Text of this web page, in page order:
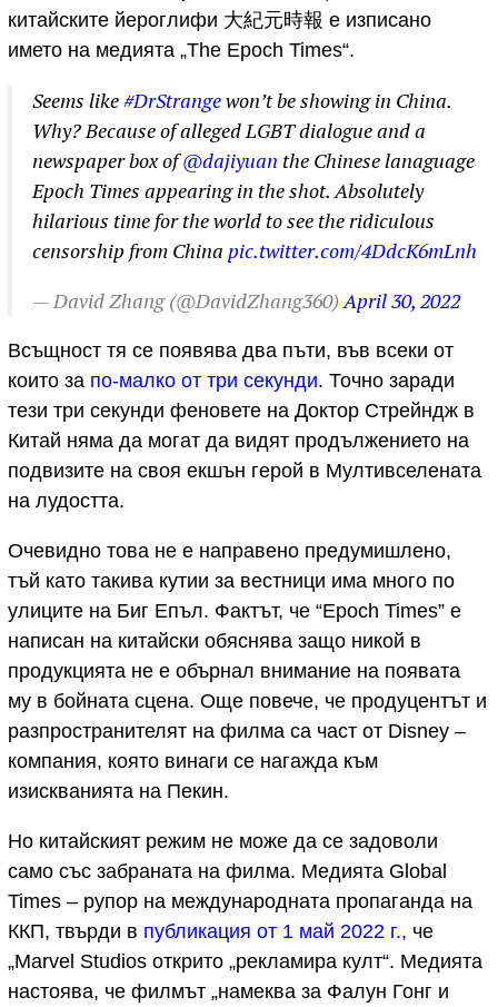
китайските йероглифи 大紀元時報 е изписано
името на медията „The Epoch Times“.
Seems like#DrStrangewon’t be showing in China.
Why? Because of alleged LGBT dialogue and a
newspaper box of@dajiyuan the Chinese lanaguage
Epoch Times appearing in the shot. Absolutely
hilarious time for the world to see the ridiculous
censorship from China pic.twitter.com/4DdcK6mLnh
— David Zhang (@DavidZhang360)April 30, 2022
Всъщност тя се появява два пъти, във всеки от
които за по-малко от три секунди. Точно заради
тези три секунди феновете на Доктор Стрейндж в
Китай няма да могат да видят продължението на
подвизите на своя екшън герой в Мултивселената
на лудостта.
Очевидно това не е направено предумишлено,
тъй като такива кутии за вестници има много по
улиците на Биг Епъл. Фактът, че “Epoch Times” е
написан на китайски обяснява защо никой в
продукцията не е обърнал внимание на появата
му в бойната сцена. Още повече, че продуцентът и
разпространителят на филма са част от Disney –
компания, която винаги се нагажда към
изискванията на Пекин.
Но китайският режим не може да се задоволи
само със забраната на филма. Медията Global
Times – рупор на международната пропаганда на
ККП, твърди в публикация от 1 май 2022 г., че
„Marvel Studios открито „рекламира култ“. Медията
настоява, че филмът „намеква за Фалун Гонг и